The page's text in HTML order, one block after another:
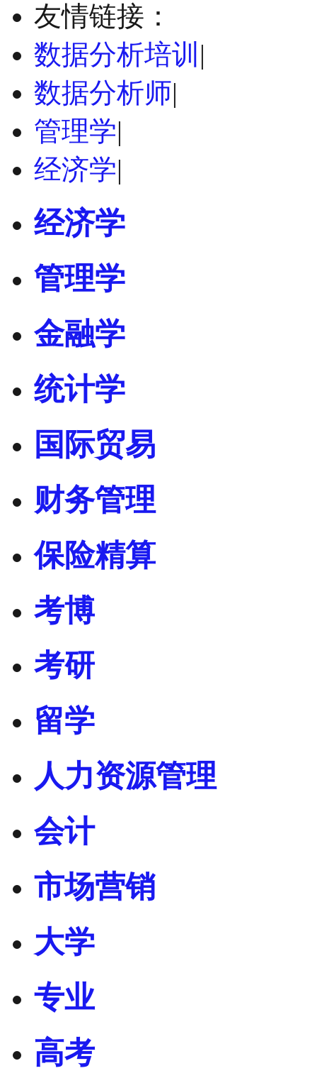
友情链接：
数据分析培训 |
数据分析师|
管理学|
经济学|
经济学
管理学
金融学
统计学
国际贸易
财务管理
保险精算
考博
考研
留学
人力资源管理
会计
市场营销
大学
专业
高考